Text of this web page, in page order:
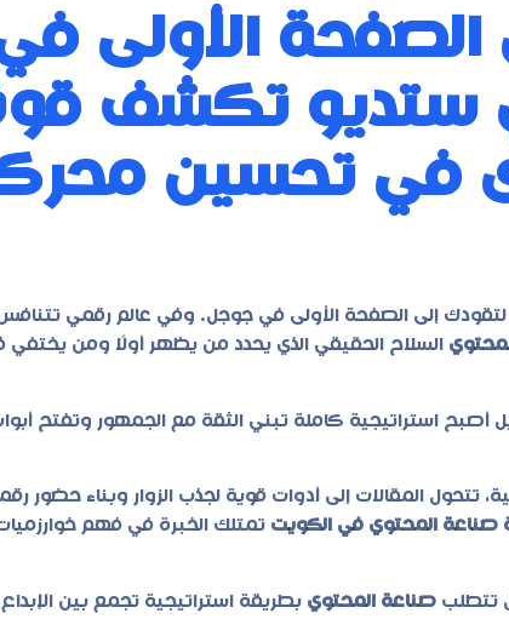
الصفحة الأولى
ستديو تكشف
في تحسين
إلى الصفحة الأولى في جوجل. وفي عالم رقمي
السلاح الحقيقي الذي يحدد من يظهر أولًا ومن
أصبح استراتيجية كاملة تبني الثقة مع الجمهور وتفتح
تتحول المقالات إلى أدوات قوية لجذب الزوار وبناء حضور
صناعة المحتوي في الكويت تمتلك الخبرة في فهم
تتطلب صناعة المحتوي بطريقة استراتيجية تجمع بين الإبداع